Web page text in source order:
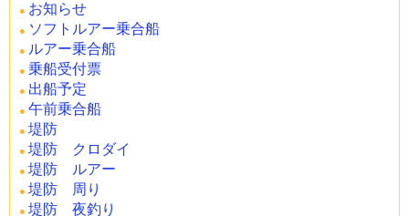
お知らせ
ソフトルアー乗合船
ルアー乗合船
乗船受付票
出船予定
午前乗合船
堤防
堤防 クロダイ
堤防 ルアー
堤防 周り
堤防 夜釣り